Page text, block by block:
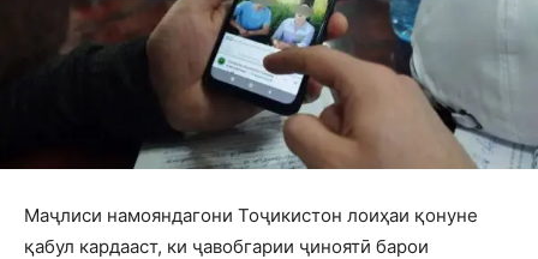
Маҷлиси намояндагони Тоҷикистон лоиҳаи қонуне
қабул кардааст, ки ҷавобгарии ҷиноятӣ барои